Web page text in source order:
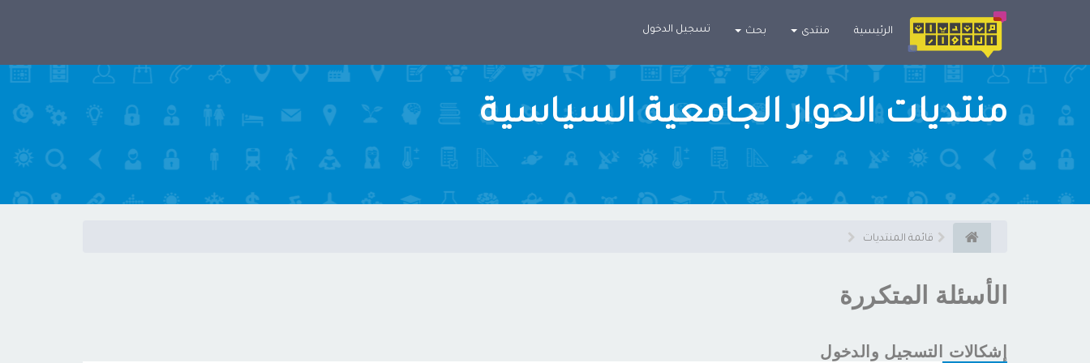
الرئيسية منتدى بحث تسجيل الدخول
منتديات الحوار الجامعية السياسية
قائمة المنتديات
الأسئلة المتكررة
إشكالات التسجيل والدخول